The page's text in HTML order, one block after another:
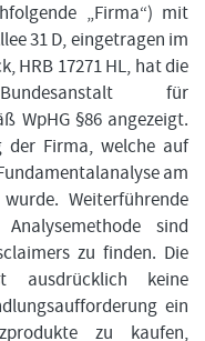
„Firma“) mit
31 D, eingetragen im
HRB 17271 HL, hat die
für
WpHG §86 angezeigt.
der Firma, welche auf
am
Weiterführende
sind
zu finden. Die
ausdrücklich keine
ein
zu kaufen,